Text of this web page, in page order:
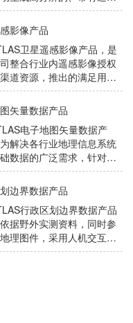
产品包含各种类型的模型
的三维模型。实景像片带
息，三维模型的地理位置
准确的。这种三维实景模
效果逼真，要素全面，而且
精度，不仅带给人身临其
可用于测量学应用，是现
真实还原。
影像产品
卫星遥感影像产品，是
整合行业内遥感影像授权
道资源，推出的满足用户
购需求的解决方案级产
基于自主知识产权的特色
生产处理技术，满足规模
量遥感影像数据生产，提供
多数据源、标准化、有效
像产品，同时提供持续、
服务以及增值解译提取服
矢量数据产品
电子地图矢量数据产
解决各行业地理信息系统
数据的广泛需求，针对各
应用的特点而自主开发生
标准化数据产品。产品是
历年来项目数据积累，按
的标准化产品生产流程，利
像智能化解译技术进行矢
，人工采集结合互联网技
性更新的流程上实现的。
边界数据产品
行政区划边界数据产品
据野外实测资料，同时参
理图件，采用人机交互的
行政区划地图矢量化工